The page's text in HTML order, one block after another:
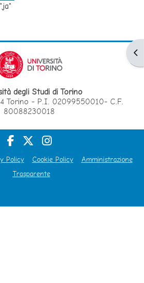
degli Studi di Torino
Torino - P.I. 02099550010- C.F.
80088230018
Policy Cookie Policy
Amministrazione
Trasparente